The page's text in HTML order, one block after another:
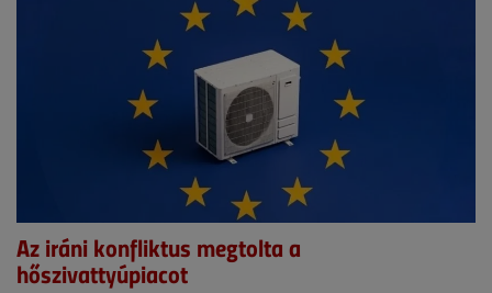
Az iráni konfliktus megtolta a
hőszivattyúpiacot